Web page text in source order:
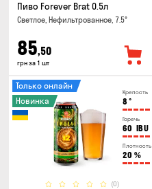
Пиво Forever Brat 0.5л
Светлое, Нефильтрованное, 7.5°
85,50
грн за 1 шт
Крепость
8 °
Горечь
60 IBU
Плотность
20 %
(0)
Только онлайн
Новинка